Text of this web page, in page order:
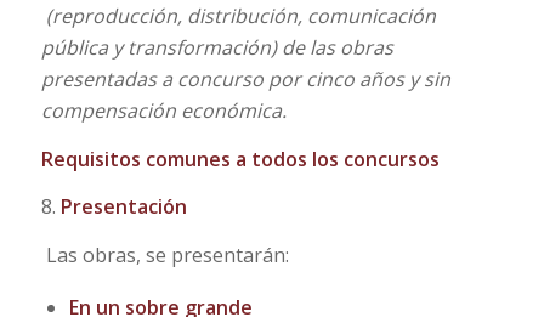
(reproducción, distribución, comunicación
pública y transformación) de las obras
presentadas a concurso por cinco años y sin
compensación económica.
Requisitos comunes a todos los concursos
8. Presentación
Las obras, se presentarán:
En un sobre grande